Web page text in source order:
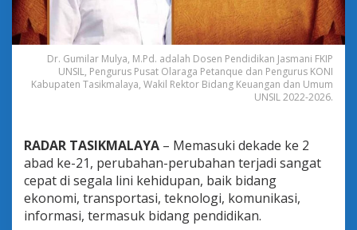
a
i
M
a
L
a
t
i
h
Dr. Gumilar Mulya, M.Pd. adalah Dosen Pendidikan Jasmani FKIP
UNSIL, Pengurus Pusat Olaraga Petanque dan Pengurus KONI
Kabupaten Tasikmalaya, Wakil Rektor Bidang Keuangan dan Umum
UNSIL 2022-2026.
RADAR TASIKMALAYA – Memasuki dekade ke 2
abad ke-21, perubahan-perubahan terjadi sangat
cepat di segala lini kehidupan, baik bidang
ekonomi, transportasi, teknologi, komunikasi,
informasi, termasuk bidang pendidikan.